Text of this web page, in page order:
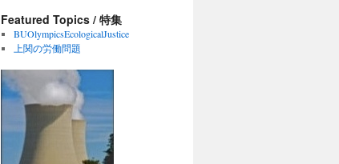
Featured Topics / 特集
BUOlympicsEcologicalJustice
上関の労働問題